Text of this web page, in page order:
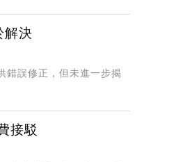
解決
誤修正，但未進一步揭
接駁